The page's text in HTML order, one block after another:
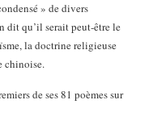
» de divers
dit qu’il serait peut-être le
la doctrine religieuse
chinoise.
de ses 81 poèmes sur